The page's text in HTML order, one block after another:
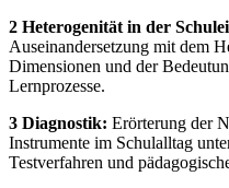
2 Heterogenität in der
Auseinandersetzung mit dem
Dimensionen und der
Lernprozesse.
3 Diagnostik: Erörterung der
Instrumente im Schulalltag
Testverfahren und